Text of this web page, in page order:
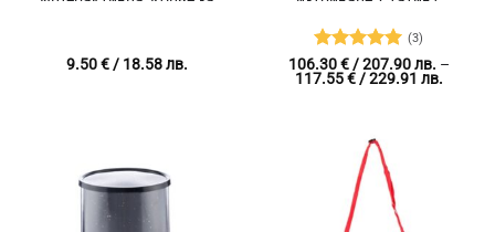
балони и коли, Син
9.50€/ 18.58 лв.
Оценено с
5от 5
(3)
106.30€/ 207.90 лв. –
117.55€/ 229.91 лв.Price